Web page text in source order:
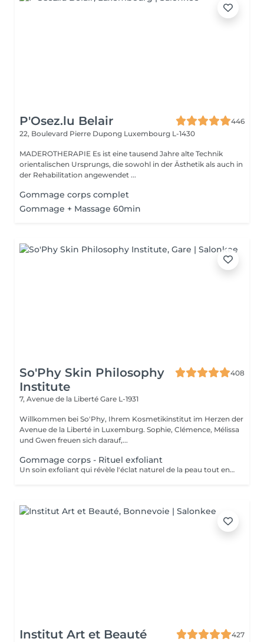
P'Osez.lu Belair
446
22, Boulevard Pierre Dupong Luxembourg L-1430
MADEROTHERAPIE Es ist eine tausend Jahre alte Technik
orientalischen Ursprungs, die sowohl in der Ästhetik als auch in
der Rehabilitation angewendet ...
Gommage corps complet
Gommage + Massage 60min
So'Phy Skin Philosophy
Institute
408
7, Avenue de la Liberté Gare L-1931
Willkommen bei So'Phy, Ihrem Kosmetikinstitut im Herzen der
Avenue de la Liberté in Luxemburg. Sophie, Clémence, Mélissa
und Gwen freuen sich darauf,...
Gommage corps - Rituel exfoliant
Un soin exfoliant qui révèle l'éclat naturel de la peau tout en offrant un véritable moment de détente. Le gommage permet d'éliminer les cellules mortes, d'affiner le grain de peau et de laisser la peau plus douce et lumineuse. Selon vos préférences, vous pouvez choisir entre un gommage au savon noir, pour une exfoliation enveloppante et purifiante, ou un gommage à grains, pour une action plus tonique et efficace. La senteur sélectionnée accompagne l'ensemble du soin et prolonge l'expérience, avec la possibilité d'ajouter une huile de massage pour un moment encore plus enveloppant. La peau est douce, lisse et délicatement parfumée, le corps détendu et l'esprit apaisé. Un soin idéal pour préparer la peau, la sublimer ou simplement s'offrir un moment pour soi.
Institut Art et Beauté
427